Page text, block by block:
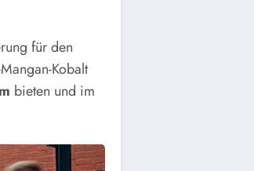
für den
Kobalt
bieten und im